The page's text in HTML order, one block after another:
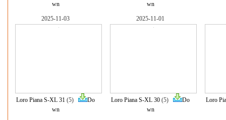
wn wn
2025-11-03
Loro Piana S-XL 31 (5)
Do
wn
2025-11-01
Loro Piana S-XL 30 (5)
Do
wn
Loro